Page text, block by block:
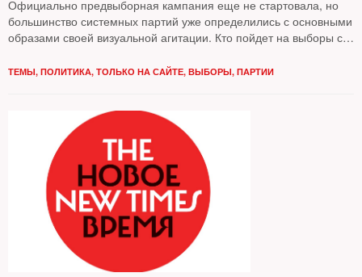
Официально предвыборная кампания еще не стартовала, но
большинство системных партий уже определились с основными
образами своей визуальной агитации. Кто пойдет на выборы с
узнавал The New Times
ТЕМЫ, ПОЛИТИКА, ТОЛЬКО НА САЙТЕ, ВЫБОРЫ, ПАРТИИ